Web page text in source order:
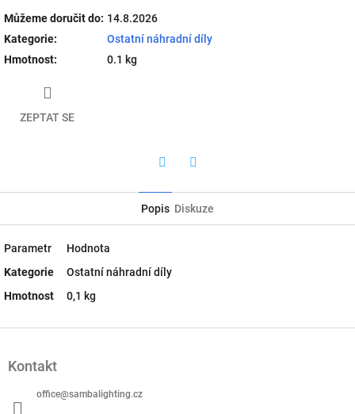
Můžeme doručit do: 14.8.2026
Kategorie:
Ostatní náhradní díly
Hmotnost: 0.1 kg
ZEPTAT SE
Popis Diskuze
Parametr
Hodnota
Kategorie
Ostatní náhradní díly
Hmotnost
0,1 kg
Kontakt
office@sambalighting.cz